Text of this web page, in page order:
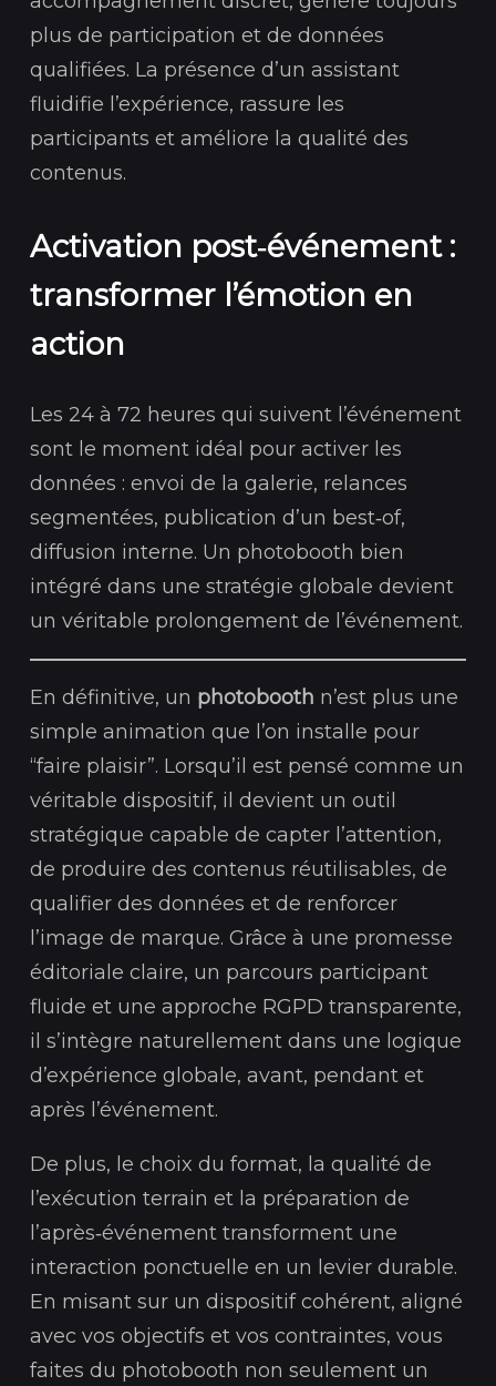
plus de participation et de données
qualifiées. La présence d’un assistant
fluidifie l’expérience, rassure les
participants et améliore la qualité des
contenus.
Activation post‑événement :
transformer l’émotion en
action
Les 24 à 72 heures qui suivent l’événement
sont le moment idéal pour activer les
données : envoi de la galerie, relances
segmentées, publication d’un best‑of,
diffusion interne. Un photobooth bien
intégré dans une stratégie globale devient
un véritable prolongement de l’événement.
En définitive, un photobooth n’est plus une
simple animation que l’on installe pour
“faire plaisir”. Lorsqu’il est pensé comme un
véritable dispositif, il devient un outil
stratégique capable de capter l’attention,
de produire des contenus réutilisables, de
qualifier des données et de renforcer
l’image de marque. Grâce à une promesse
éditoriale claire, un parcours participant
fluide et une approche RGPD transparente,
il s’intègre naturellement dans une logique
d’expérience globale, avant, pendant et
après l’événement.
De plus, le choix du format, la qualité de
l’exécution terrain et la préparation de
l’après‑événement transforment une
interaction ponctuelle en un levier durable.
En misant sur un dispositif cohérent, aligné
avec vos objectifs et vos contraintes, vous
faites du photobooth non seulement un